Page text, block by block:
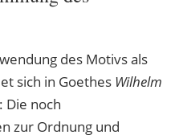
des Motivs als
sich in Goethes Wilhelm
: Die noch
zur Ordnung und